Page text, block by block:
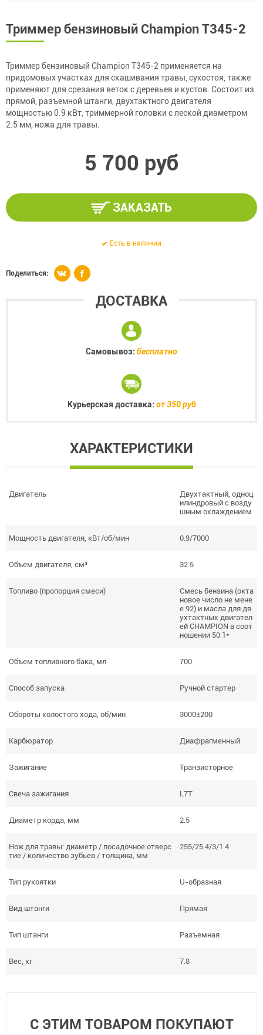
Триммер бензиновый Champion Т345-2
Триммер бензиновый Champion Т345-2 применяется на
придомовых участках для скашивания травы, сухостоя, также
применяют для срезания веток с деревьев и кустов. Состоит из
прямой, разъемной штанги, двухтактного двигателя
мощностью 0.9 кВт, триммерной головки с леской диаметром
2.5 мм, ножа для травы.
5 700 руб
ЗАКАЗАТЬ
Есть в наличии
Поделиться:
ДОСТАВКА
Самовывоз: бесплатно
Курьерская доставка: от 350 руб
ХАРАКТЕРИСТИКИ
Двигатель
Двухтактный, одноц
илиндровый с возду
шным охлаждением
Мощность двигателя, кВт/об/мин 0.9/7000
Объем двигателя, см³ 32.5
Топливо (пропорция смеси)
Смесь бензина (окта
новое число не мене
е 92) и масла для дв
ухтактных двигател
ей CHAMPION в соот
ношении 50:1*
Объем топливного бака, мл 700
Способ запуска Ручной стартер
Обороты холостого хода, об/мин 3000±200
Карбюратор Диафрагменный
Зажигание Транзисторное
Свеча зажигания L7T
Диаметр корда, мм 2.5
Нож для травы: диаметр / посадочное отверс
тие / количество зубьев / толщина, мм
255/25.4/3/1.4
Тип рукоятки U-образная
Вид штанги Прямая
Тип штанги Разъемная
Вес, кг 7.8
С ЭТИМ ТОВАРОМ ПОКУПАЮТ